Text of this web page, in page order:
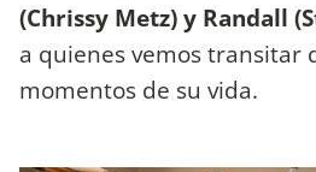
(Chrissy Metz) y Randall
a quienes vemos transitar
momentos de su vida.